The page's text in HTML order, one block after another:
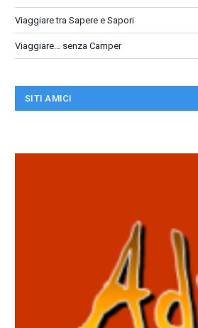
Viaggiare tra Sapere e Sapori
Viaggiare… senza Camper
SITI AMICI